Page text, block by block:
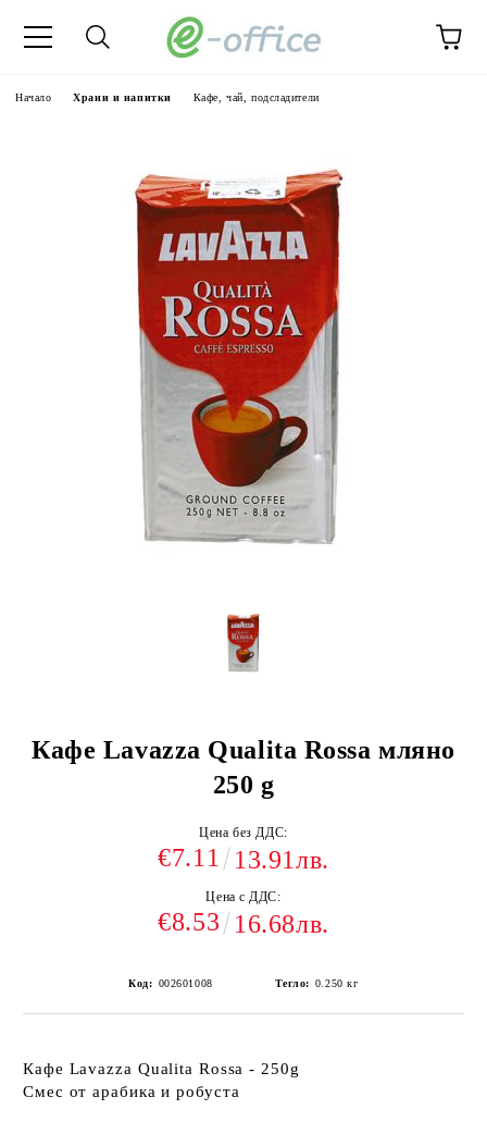
Начало Храни и напитки Кафе, чай, подсладители
Кафе Lavazza Qualita Rossa мляно
250 g
Цена без ДДС:
€7.11 13.91лв.
Цена с ДДС:
€8.53 16.68лв.
Код: 002601008 Тегло: 0.250 кг
Кафе Lavazza Qualita Rossa - 250g
Смес от арабика и робуста